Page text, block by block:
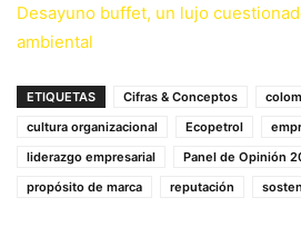
Desayuno buffet, un lujo
ambiental
ETIQUETAS Cifras & Conceptos
cultura organizacional
Ecopetrol
liderazgo empresarial
Panel de Opinión
propósito de marca
reputación